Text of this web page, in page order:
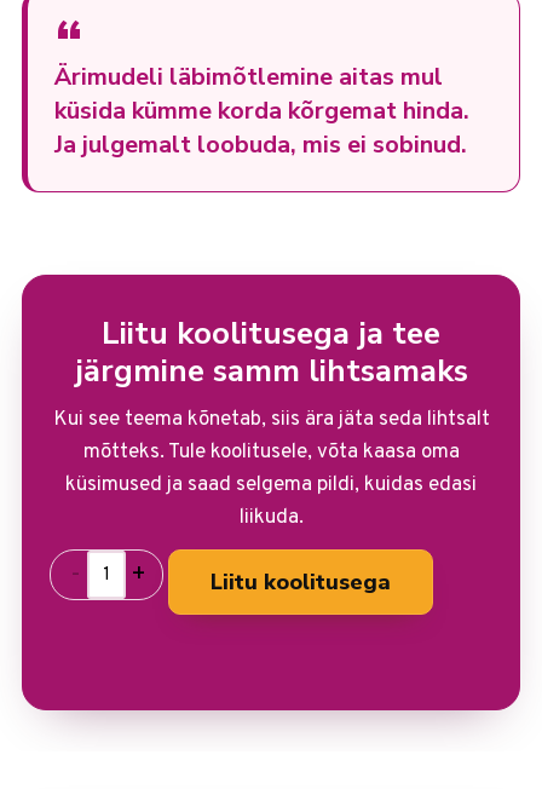
“
Ärimudeli läbimõtlemine aitas mul
küsida kümme korda kõrgemat hinda.
Ja julgemalt loobuda, mis ei sobinud.
Liitu koolitusega ja tee
järgmine samm lihtsamaks
Kui see teema kõnetab, siis ära jäta seda lihtsalt
mõtteks. Tule koolitusele, võta kaasa oma
küsimused ja saad selgema pildi, kuidas edasi
liikuda.
- + Liitu koolitusega